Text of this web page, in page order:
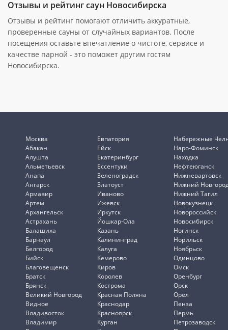
Отзывы и рейтинг саун Новосибирска
Отзывы и рейтинг помогают отличить аккуратные,
проверенные сауны от случайных вариантов. После
посещения оставьте впечатление о чистоте, сервисе и
качестве парной - это поможет другим гостям
Новосибирска.
Москва
Абакан
Алушта
Альметьевск
Анапа
Ангарск
Армавир
Артем
Архангельск
Астрахань
Балашиха
Барнаул
Белгород
Бийск
Благовещенск
Братск
Брянск
Великий Новгород
Видное
Владивосток
Владимир
Евпатория
Ейск
Екатеринбург
Ессентуки
Зеленоградск
Златоуст
Иваново
Ижевск
Иркутск
Йошкар-Ола
Казань
Калининград
Калуга
Кемерово
Киров
Королев
Кострома
Красная Поляна
Краснодар
Красноярск
Курган
Набережные
Наро-Фоминск
Находка
Нефтеюганск
Нижневартовск
Нижний
Нижний Тагил
Новокузнецк
Новороссийск
Новосибирск
Ногинск
Норильск
Ноябрьск
Одинцово
Омск
Оренбург
Орск
Орёл
Пенза
Пермь
Петрозаводск